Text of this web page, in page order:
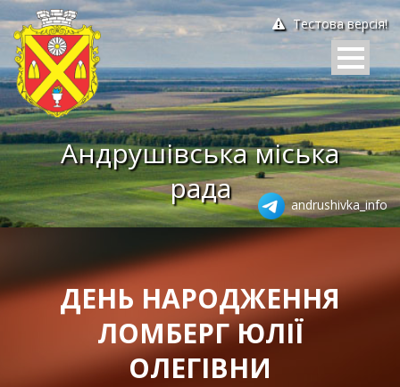
Тестова версія!
Андрушівська міська
рада
andrushivka_info
ДЕНЬ НАРОДЖЕННЯ
ЛОМБЕРГ ЮЛІЇ
ОЛЕГІВНИ